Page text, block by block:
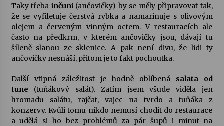
Taky třeba inčuni(ančovičky) by se měly připravovat tak,
že se vyfiletuje čerstvá rybka a namarinuje s olivovým
olejem a červeným vinným octem. V restauracích ale
často na předkrm, v kterém ančovičky jsou, dávají tu
šíleně slanou ze sklenice. A pak není divu, že lidi ty
ančovičky nesnáší, přitom je to fakt pochoutka.
Další vtipná záležitost je hodně oblíbená salata od
tune (tuňákový salát). Zatím jsem všude viděla jen
hromadu salátu, rajčat, vajec na tvrdo a tuňáka z
konzervy. Kvůli tomu nikdo nemusí chodit do restaurace
a udělá si ho bez problémů za pár šupů i minut na